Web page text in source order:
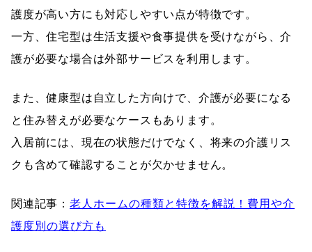
護度が高い方にも対応しやすい点が特徴です。
一方、住宅型は生活支援や食事提供を受けながら、介
護が必要な場合は外部サービスを利用します。
また、健康型は自立した方向けで、介護が必要になる
と住み替えが必要なケースもあります。
入居前には、現在の状態だけでなく、将来の介護リス
クも含めて確認することが欠かせません。
関連記事： 老人ホームの種類と特徴を解説！費用や介
護度別の選び方も